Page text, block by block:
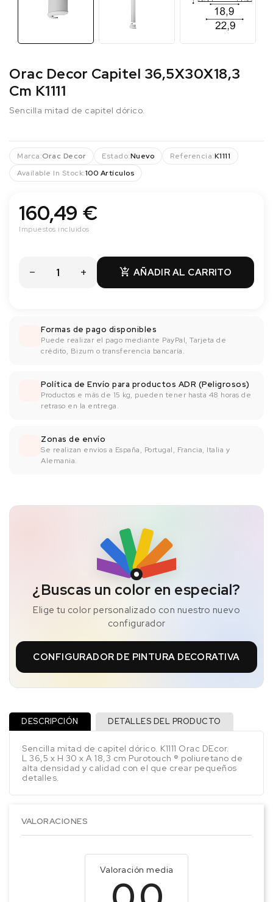
Orac Decor Capitel 36,5X30X18,3
Cm K1111
Sencilla mitad de capitel dórico.
Marca:Orac Decor Estado:Nuevo Referencia:K1111
Available In Stock:100 Artículos
160,49 €
Impuestos incluidos
 AÑADIR AL CARRITO
Formas de pago disponibles
Puede realizar el pago mediante PayPal, Tarjeta de
crédito, Bizum o transferencia bancaría.
Política de Envío para productos ADR (Peligrosos)
Productos e más de 15 kg, pueden tener hasta 48 horas de
retraso en la entrega.
Zonas de envío
Se realizan envíos a España, Portugal, Francia, Italia y
Alemania.
¿Buscas un color en especial?
Elige tu color personalizado con nuestro nuevo
configurador
CONFIGURADOR DE PINTURA DECORATIVA
DESCRIPCIÓN DETALLES DEL PRODUCTO
Sencilla mitad de capitel dórico. K1111 Orac DEcor.
L 36,5 x H 30 x A 18,3 cm Purotouch ® poliuretano de
alta densidad y calidad con el que crear pequeños
detalles.
VALORACIONES
Valoración media